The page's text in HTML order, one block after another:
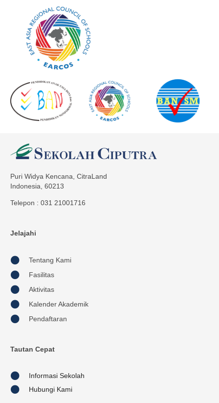
Puri Widya Kencana, CitraLand
Indonesia, 60213
Telepon : 031 21001716
Jelajahi
Tentang Kami
Fasilitas
Aktivitas
Kalender Akademik
Pendaftaran
Tautan Cepat
Informasi Sekolah
Hubungi Kami